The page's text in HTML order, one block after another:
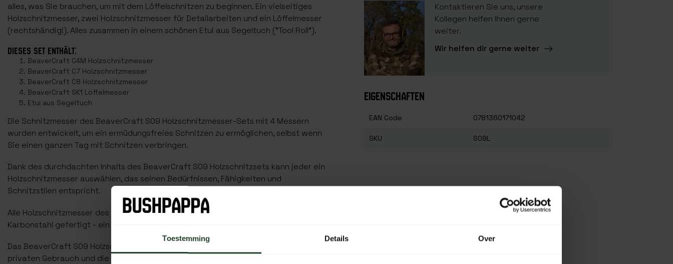
Toestemming Details Over
alles, was Sie brauchen, um mit dem Löffelschnitzen zu beginnen. Ein vielseitiges
Holzschnitzmesser, zwei Holzschnitzmesser für Detailarbeiten und ein Löffelmesser
(rechtshändig!). Alles zusammen in einem schönen Etui aus Segeltuch ("Tool Roll").
DIESES SET ENTHÄLT:
BeaverCraft C4M Holzschnitzmesser
BeaverCraft C7 Holzschnitzmesser
BeaverCraft C8 Holzschnitzmesser
BeaverCraft SK1 Löffelmesser
Etui aus Segeltuch
Die Schnitzmesser des BeaverCraft S09 Holzschnitzmesser-Sets mit 4 Messern
wurden entwickelt, um ein ermüdungsfreies Schnitzen zu ermöglichen, selbst wenn
Sie einen ganzen Tag mit Schnitzen verbringen.
Dank des durchdachten Inhalts des BeaverCraft S09 Holzschnitzsets kann jeder ein
Holzschnitzmesser auswählen, das seinen Bedürfnissen, Fähigkeiten und
Schnitzstilen entspricht.
Alle Holzschnitzmesser des BeaverCraft S09 Holzschnitzsets sind aus hochwertigem
Karbonstahl gefertigt - ein besonders haltbares und strapazierfähiges Material.
Das BeaverCraft S09 Holzschnitzset mit 4 Messern ist die beste Wahl für den
privaten Gebrauch und die professionelle Arbeit, da es höchste Qualität mit einem
Kontaktieren Sie uns, unsere
Kollegen helfen Ihnen gerne
weiter.
Wir helfen dir gerne weiter
EIGENSCHAFTEN
EAN Code 0781360171042
SKU S09L